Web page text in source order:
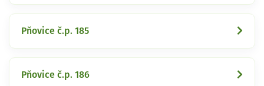
Pňovice č.p. 185
Pňovice č.p. 186